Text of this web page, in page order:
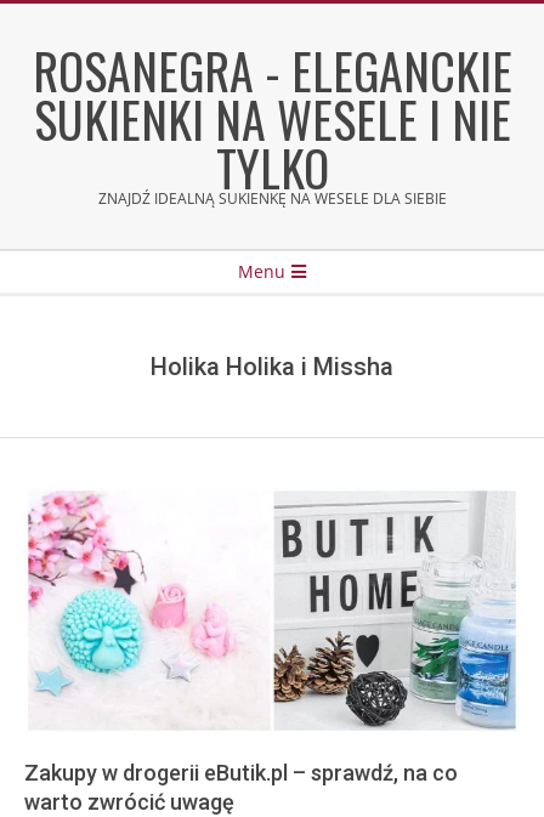
contentROSANEGRA - ELEGANCKIE
SUKIENKI NA WESELE I NIE
TYLKO
ZNAJDŹ IDEALNĄ SUKIENKĘ NA WESELE DLA SIEBIE
Menu
Holika Holika i Missha
Zakupy w drogerii eButik.pl – sprawdź, na co
warto zwrócić uwagę